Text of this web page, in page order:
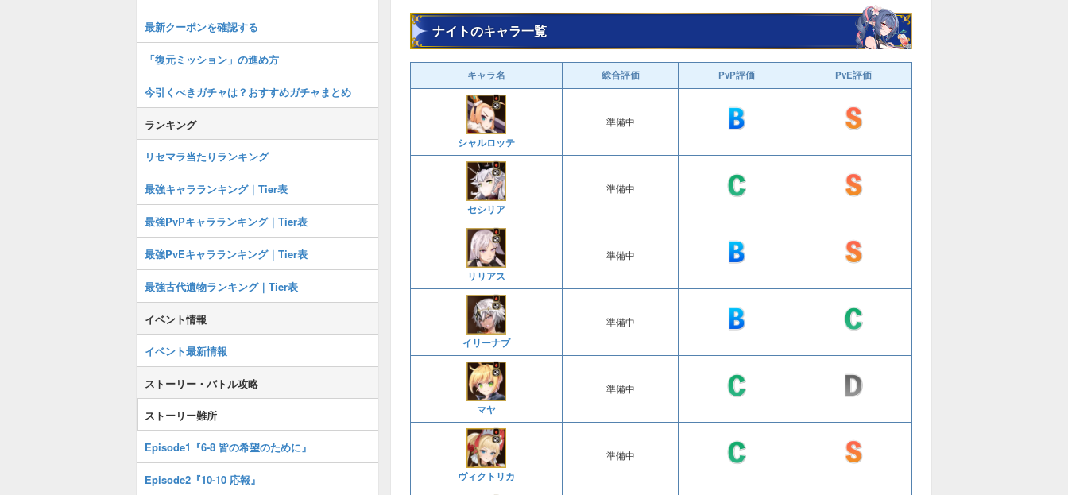
ナイトのキャラ一覧
キャラ名 総合評価 PvP評価 PvE評価
シャルロッテ
準備中
セシリア
準備中
リリアス
準備中
イリーナブ
準備中
マヤ
準備中
ヴィクトリカ
準備中
最新クーポンを確認する
「復元ミッション」の進め方
今引くべきガチャは？おすすめガチャまとめ
ランキング
リセマラ当たりランキング
最強キャラランキング｜Tier表
最強PvPキャラランキング｜Tier表
最強PvEキャラランキング｜Tier表
最強古代遺物ランキング｜Tier表
イベント情報
イベント最新情報
ストーリー・バトル攻略
ストーリー難所
Episode1『6-8 皆の希望のために』
Episode2『10-10 応報』